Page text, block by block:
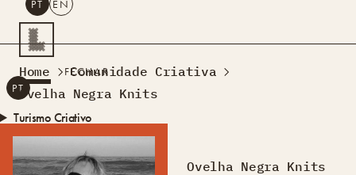
PESQUISAR
PT EN
Turismo Criativo
Rede de Oficinas
Design Lab
PT EN
FECHAR
Home
Comunidade Criativa
Ovelha Negra Knits
Ovelha Negra Knits